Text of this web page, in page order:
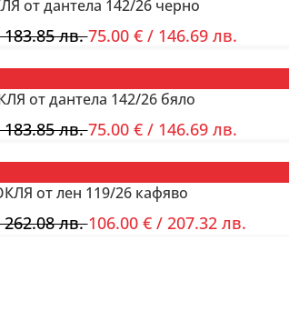
от дантела 142/26 черно
лв.75.00 €/ 146.69 лв.
от дантела 142/26 бяло
лв.75.00 €/ 146.69 лв.
от лен 119/26 кафяво
лв.106.00 €/ 207.32 лв.